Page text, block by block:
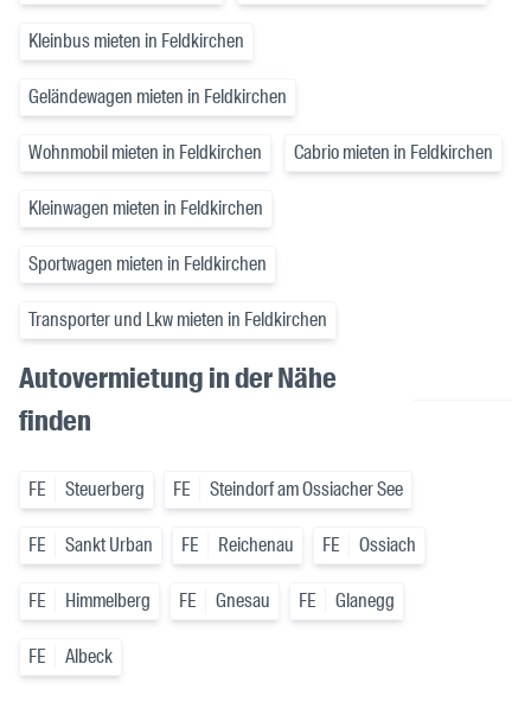
Kleinbus mieten in Feldkirchen
Geländewagen mieten in Feldkirchen
Wohnmobil mieten in Feldkirchen Cabrio mieten in Feldkirchen
Kleinwagen mieten in Feldkirchen
Sportwagen mieten in Feldkirchen
Transporter und Lkw mieten in Feldkirchen
Autovermietung in der Nähe
finden
FE Steuerberg FE Steindorf am Ossiacher See
FE Sankt Urban FE Reichenau FE Ossiach
FE Himmelberg FE Gnesau FE Glanegg
FE Albeck